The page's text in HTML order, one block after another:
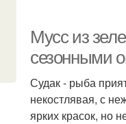
Мусс из
сезонными
Судак - рыба
некостлявая, с
ярких красок, но